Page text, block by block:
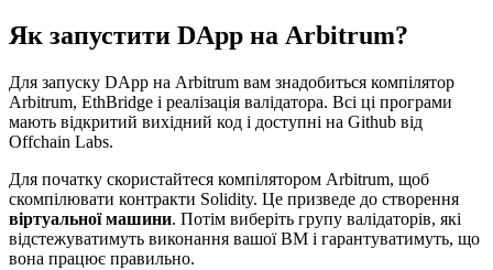
Як запустити DApp на Arbitrum?
Для запуску DApp на Arbitrum вам знадобиться компілятор
Arbitrum, EthBridge і реалізація валідатора. Всі ці програми
мають відкритий вихідний код і доступні на Github від
Offchain Labs.
Для початку скористайтеся компілятором Arbitrum, щоб
скомпілювати контракти Solidity. Це призведе до створення
віртуальної машини. Потім виберіть групу валідаторів, які
відстежуватимуть виконання вашої ВМ і гарантуватимуть, що
вона працює правильно.